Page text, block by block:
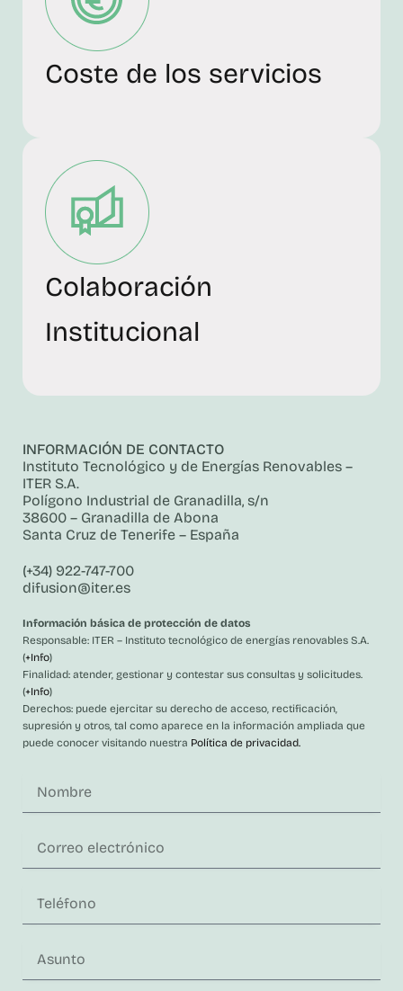
Coste de los servicios
Colaboración
Institucional
INFORMACIÓN DE CONTACTO
Instituto Tecnológico y de Energías Renovables –
ITER S.A.
Polígono Industrial de Granadilla, s/n
38600 – Granadilla de Abona
Santa Cruz de Tenerife – España
(+34) 922-747-700
difusion@iter.es
Información básica de protección de datos
Responsable: ITER – Instituto tecnológico de energías renovables S.A.
(+Info)
Finalidad: atender, gestionar y contestar sus consultas y solicitudes.
(+Info)
Derechos: puede ejercitar su derecho de acceso, rectificación,
supresión y otros, tal como aparece en la información ampliada que
puede conocer visitando nuestra Política de privacidad.